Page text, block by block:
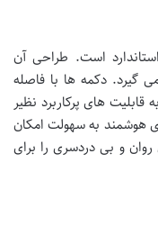
است. طراحی آن
گیرد. دکمه ها با فاصله
قابلیت های پرکاربرد نظیر
هوشمند به سهولت امکان
و بی دردسری را برای